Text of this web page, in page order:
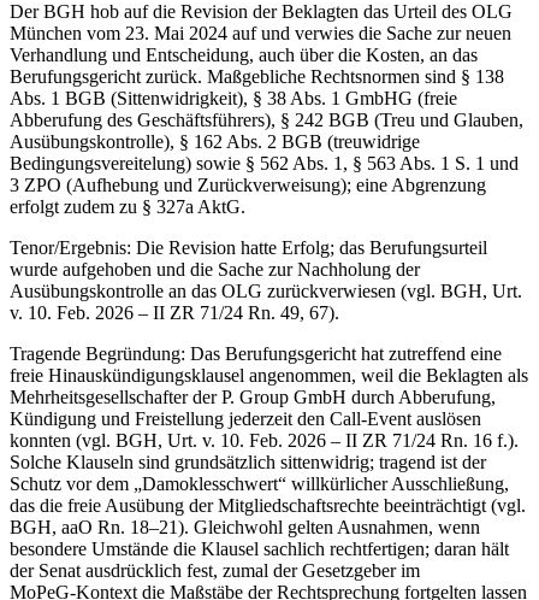
Der BGH hob auf die Revision der Beklagten das Urteil des OLG
München vom 23. Mai 2024 auf und verwies die Sache zur neuen
Verhandlung und Entscheidung, auch über die Kosten, an das
Berufungsgericht zurück. Maßgebliche Rechtsnormen sind § 138
Abs. 1 BGB (Sittenwidrigkeit), § 38 Abs. 1 GmbHG (freie
Abberufung des Geschäftsführers), § 242 BGB (Treu und Glauben,
Ausübungskontrolle), § 162 Abs. 2 BGB (treuwidrige
Bedingungsvereitelung) sowie § 562 Abs. 1, § 563 Abs. 1 S. 1 und
3 ZPO (Aufhebung und Zurückverweisung); eine Abgrenzung
erfolgt zudem zu § 327a AktG.
Tenor/Ergebnis: Die Revision hatte Erfolg; das Berufungsurteil
wurde aufgehoben und die Sache zur Nachholung der
Ausübungskontrolle an das OLG zurückverwiesen (vgl. BGH, Urt.
v. 10. Feb. 2026 – II ZR 71/24 Rn. 49, 67).
Tragende Begründung: Das Berufungsgericht hat zutreffend eine
freie Hinauskündigungsklausel angenommen, weil die Beklagten als
Mehrheitsgesellschafter der P. Group GmbH durch Abberufung,
Kündigung und Freistellung jederzeit den Call‑Event auslösen
konnten (vgl. BGH, Urt. v. 10. Feb. 2026 – II ZR 71/24 Rn. 16 f.).
Solche Klauseln sind grundsätzlich sittenwidrig; tragend ist der
Schutz vor dem „Damoklesschwert“ willkürlicher Ausschließung,
das die freie Ausübung der Mitgliedschaftsrechte beeinträchtigt (vgl.
BGH, aaO Rn. 18–21). Gleichwohl gelten Ausnahmen, wenn
besondere Umstände die Klausel sachlich rechtfertigen; daran hält
der Senat ausdrücklich fest, zumal der Gesetzgeber im
MoPeG‑Kontext die Maßstäbe der Rechtsprechung fortgelten lassen